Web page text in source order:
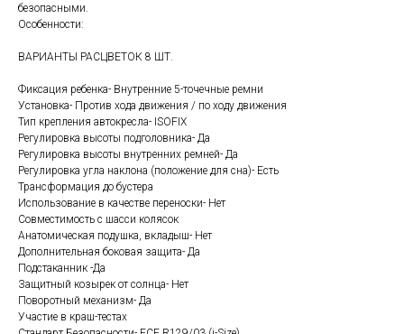
безопасными.
Особенности:
ВАРИАНТЫ РАСЦВЕТОК 8 ШТ.
Фиксация ребенка- Внутренние 5-точечные ремни
Установка- Против хода движения / по ходу движения
Тип крепления автокресла- ISOFIX
Регулировка высоты подголовника- Да
Регулировка высоты внутренних ремней- Да
Регулировка угла наклона (положение для сна)- Есть
Трансформация до бустера
Использование в качестве переноски- Нет
Совместимость с шасси колясок
Анатомическая подушка, вкладыш- Нет
Дополнительная боковая защита- Да
Подстаканник -Да
Защитный козырек от солнца- Нет
Поворотный механизм- Да
Участие в краш-тестах